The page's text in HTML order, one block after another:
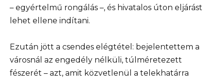
– egyértelmű rongálás –, és hivatalos úton eljárást
lehet ellene indítani.
Ezután jött a csendes elégtétel: bejelentettem a
városnál az engedély nélküli, túlméretezett
fészerét – azt, amit közvetlenül a telekhatárra